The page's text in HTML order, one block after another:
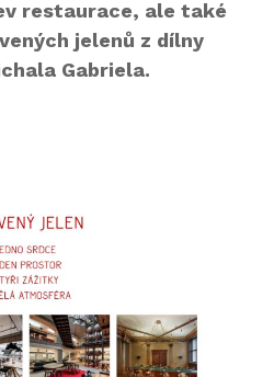
restaurace, ale také
jelenů z dílny
Gabriela.